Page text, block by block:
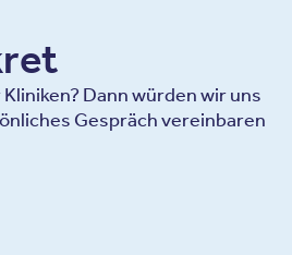
Dann würden wir uns
Gespräch vereinbaren